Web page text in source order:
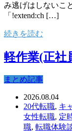
み逃げはしないこ
「!extend:ch […]
続きを読む
軽作業(正社
まとめ記事
2026.08.04
20代転職, キ
女性転職, 定
職, 転職体験